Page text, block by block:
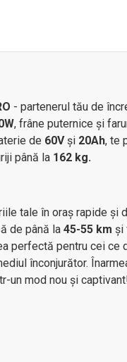
- partenerul tău de
, frâne puternice și
de 60Vși 20Ah, te
până la 162 kg.
tale în oraș rapide și
de până la 45-55 km și
perfectă pentru cei ce
înconjurător.
un mod nou și